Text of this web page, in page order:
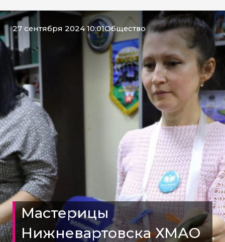
27 сентября 2024 10:01Общество
Мастерицы
Нижневартовска ХМАО